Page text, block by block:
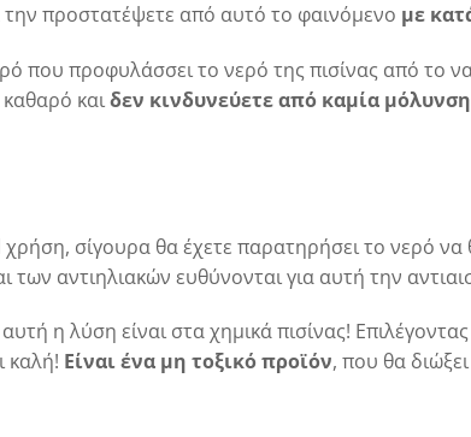
την προστατέψετε από αυτό το φαινόμενο με
που προφυλάσσει το νερό της πισίνας από το
καθαρό καιδεν κινδυνεύετε από καμία
χρήση, σίγουρα θα έχετε παρατηρήσει το νερό
αντιηλιακών ευθύνονται για αυτή την
η λύση είναι στα χημικά πισίνας!
καλή! Είναι ένα μη τοξικό προϊόν, που θα